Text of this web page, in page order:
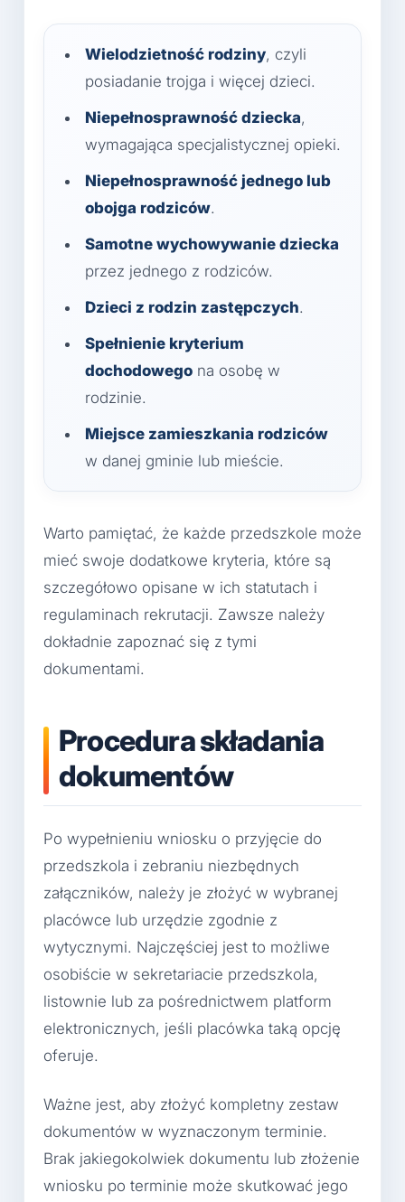
Wielodzietność rodziny, czyli
posiadanie trojga i więcej dzieci.
Niepełnosprawność dziecka,
wymagająca specjalistycznej opieki.
Niepełnosprawność jednego lub
obojga rodziców.
Samotne wychowywanie dziecka
przez jednego z rodziców.
Dzieci z rodzin zastępczych.
Spełnienie kryterium
dochodowego na osobę w
rodzinie.
Miejsce zamieszkania rodziców
w danej gminie lub mieście.
Warto pamiętać, że każde przedszkole może
mieć swoje dodatkowe kryteria, które są
szczegółowo opisane w ich statutach i
regulaminach rekrutacji. Zawsze należy
dokładnie zapoznać się z tymi
dokumentami.
Procedura składania
dokumentów
Po wypełnieniu wniosku o przyjęcie do
przedszkola i zebraniu niezbędnych
załączników, należy je złożyć w wybranej
placówce lub urzędzie zgodnie z
wytycznymi. Najczęściej jest to możliwe
osobiście w sekretariacie przedszkola,
listownie lub za pośrednictwem platform
elektronicznych, jeśli placówka taką opcję
oferuje.
Ważne jest, aby złożyć kompletny zestaw
dokumentów w wyznaczonym terminie.
Brak jakiegokolwiek dokumentu lub złożenie
wniosku po terminie może skutkować jego